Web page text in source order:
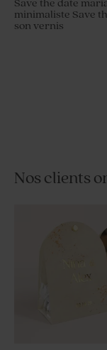
Save the date
minimaliste Save
son vernis
Nos clients